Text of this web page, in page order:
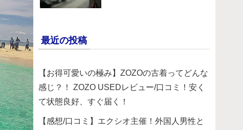
最近の投稿
【お得可愛いの極み】ZOZOの古着ってどんな
感じ？！ ZOZO USEDレビュー/口コミ！安く
て状態良好、すぐ届く！
【感想/口コミ】エクシオ主催！外国人男性と